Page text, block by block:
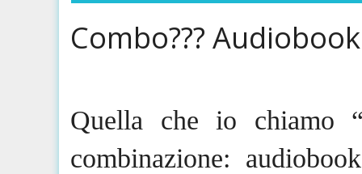
Combo???
Quella che io chiamo
combinazione: